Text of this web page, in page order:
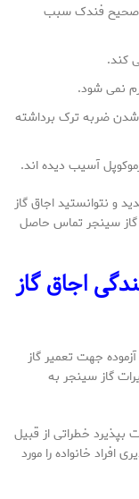
صحیح فندک سبب
کند.
نمی‌ شود.
ضربه ترک برداشته
آسیب دیده‌ اند.
و نتوانستید اجاق گاز
گاز سینجر تماس حاصل
اجاق گاز
جهت تعمیر گاز
گاز سینجر به
بپذیرد خطراتی از قبیل
خانواده را مورد